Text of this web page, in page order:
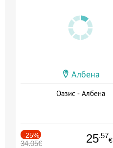
Албена
Оазис - Албена
-25%
34.05€ 25.57
€